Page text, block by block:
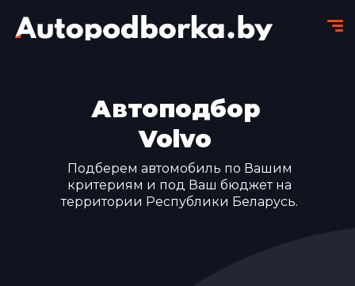
Автоподбор
Volvo
Подберем автомобиль по Вашим
критериям и под Ваш бюджет на
территории Республики Беларусь.